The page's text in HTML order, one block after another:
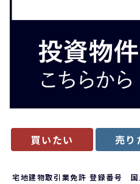
買いたい 売り
宅地建物取引業免許 登録番号